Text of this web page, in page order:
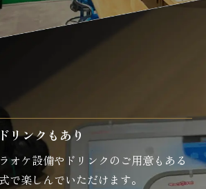
リンクもあり
オケ設備やドリンクのご用意もある
で楽しんでいただけます。